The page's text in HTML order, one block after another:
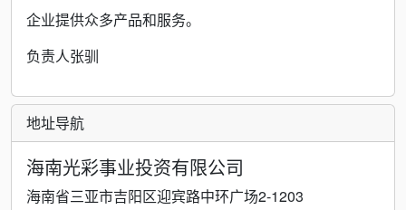
企业提供众多产品和服务。
负责人张驯
地址导航
海南光彩事业投资有限公司
海南省三亚市吉阳区迎宾路中环广场2-1203